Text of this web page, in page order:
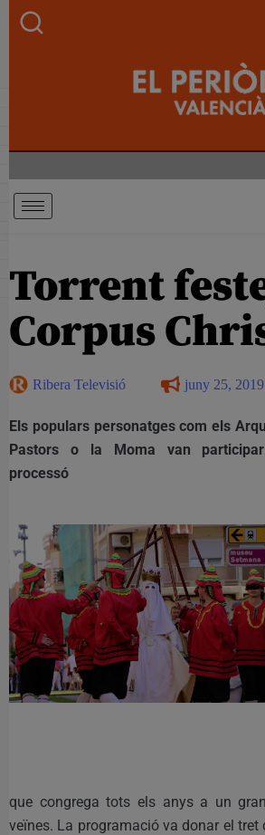
Torrent
Corpus
Ribera Televisió juny 25, 2019
Els populars personatges com els
Pastors o la Moma van
processó
que congrega tots els anys a un
veïnes. La programació va donar el tret